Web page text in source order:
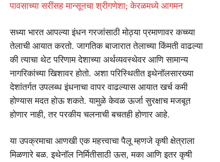
पावसाच्या सरींसह मान्सूनचा श्रीगणेशा; केरळमध्ये आगमन
सध्या भारत आपल्या इंधन गरजांसाठी मोठ्या प्रमाणावर कच्च्या
तेलाची आयात करतो. जागतिक बाजारात तेलाच्या किंमती वाढल्या
की त्याचा थेट परिणाम देशाच्या अर्थव्यवस्थेवर आणि सामान्य
नागरिकांच्या खिशावर होतो. अशा परिस्थितीत इथेनॉलसारख्या
देशांतर्गत उपलब्ध इंधनाचा वापर वाढल्यास आयात खर्च कमी
होण्यास मदत होऊ शकते. यामुळे केवळ ऊर्जा सुरक्षाच मजबूत
होणार नाही, तर परकीय चलनाची बचतही होणार आहे.
या उपक्रमाचा आणखी एक महत्त्वाचा पैलू म्हणजे कृषी क्षेत्राला
मिळणारे बळ. इथेनॉल निर्मितीसाठी ऊस, मका आणि इतर कृषी